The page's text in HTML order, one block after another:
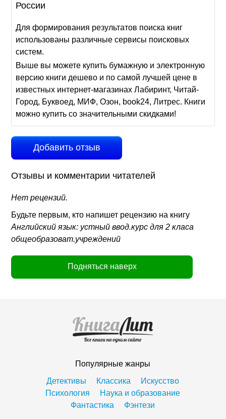
России
Для формирования результатов поиска книг
использованы различные сервисы поисковых
систем.
Выше вы можете купить бумажную и электронную
версию книги дешево и по самой лучшей цене в
известных интернет-магазинах Лабиринт, Читай-
Город, Буквоед, МИФ, Озон, book24, Литрес. Книги
можно купить со значительными скидками!
Добавить отзыв
Отзывы и комментарии читателей
Нет рецензий.
Будьте первым, кто напишет рецензию на книгу
Английский язык: устный ввод.курс для 2 класа
общеобразоват.учреждений
Подняться наверх
Популярные жанры
Детективы
Классика
Искусство
Психология
Наука и образование
Фантастика
Фэнтези